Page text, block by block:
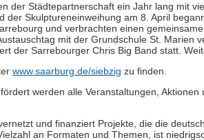
der Städtepartnerschaft ein Jahr lang mit
der Skulptureneinweihung am 8. April
und verbrachten einen
mit der Grundschule St. Marien
der Sarrebourger Chris Big Band statt.
www.saarburg.de/siebzig zu finden.
werden alle Veranstaltungen,
und finanziert Projekte, die die
an Formaten und Themen, ist